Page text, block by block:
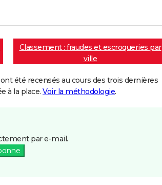
Classement : fraudes et escroqueries par
ville
été recensés au cours des trois dernières
à la place. Voir la méthodologie.
par e-mail.